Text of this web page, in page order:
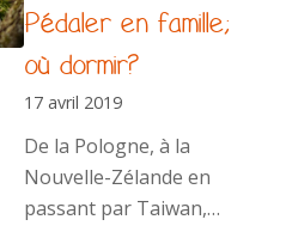
Pédaler en famille;
où dormir?
17 avril 2019
De la Pologne, à la
Nouvelle-Zélande en
passant par Taiwan,…